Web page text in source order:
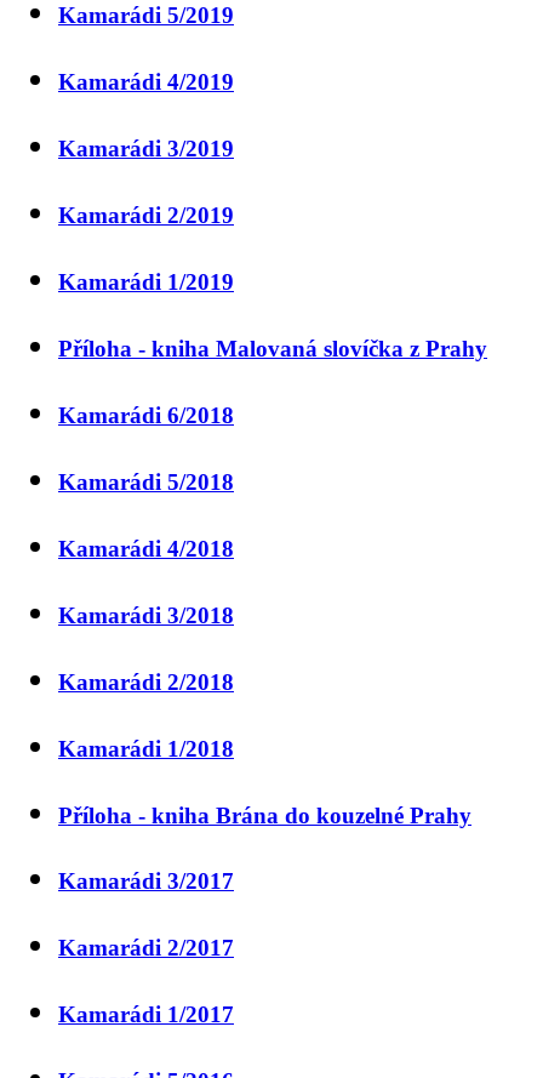
Kamarádi 5/2019
Kamarádi 4/2019
Kamarádi 3/2019
Kamarádi 2/2019
Kamarádi 1/2019
Příloha - kniha Malovaná slovíčka z Prahy
Kamarádi 6/2018
Kamarádi 5/2018
Kamarádi 4/2018
Kamarádi 3/2018
Kamarádi 2/2018
Kamarádi 1/2018
Příloha - kniha Brána do kouzelné Prahy
Kamarádi 3/2017
Kamarádi 2/2017
Kamarádi 1/2017